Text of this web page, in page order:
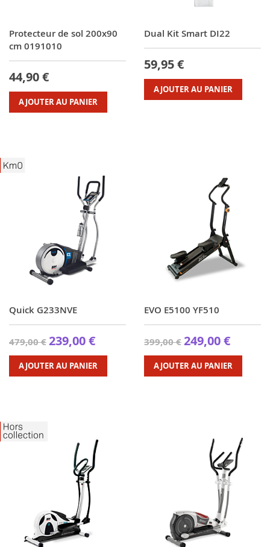
Protecteur de sol 200x90
cm 0191010
44,90 €
AJOUTER AU PANIER
Dual Kit Smart DI22
59,95 €
AJOUTER AU PANIER
Quick G233NVE
479,00 €239,00 €
AJOUTER AU PANIER
EVO E5100 YF510
399,00 €249,00 €
AJOUTER AU PANIER